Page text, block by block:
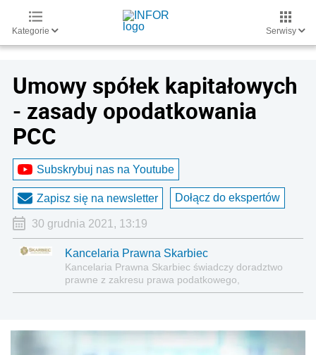
Kategorie Serwisy
Umowy spółek kapitałowych
- zasady opodatkowania
PCC
Subskrybuj nas na Youtube
Zapisz się na newsletter Dołącz do ekspertów
30 grudnia 2021, 13:19
Kancelaria Prawna Skarbiec
Kancelaria Prawna Skarbiec świadczy doradztwo
prawne z zakresu prawa podatkowego,
gospodarczego, cywilnego i karnego.